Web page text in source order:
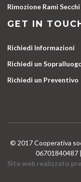
Rimozione Rami Secchi
GET IN
Richiedi Informazioni
Richiedi un
Richiedi un Preventivo
© 2017 Cooperativa
06701840487
Sito web realizzato